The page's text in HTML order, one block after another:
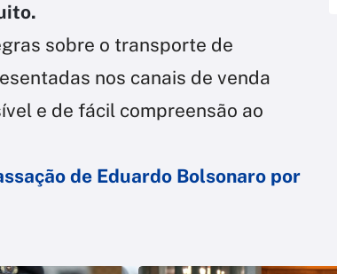
sobre o transporte de
nos canais de venda
e de fácil compreensão ao
de Eduardo Bolsonaro por